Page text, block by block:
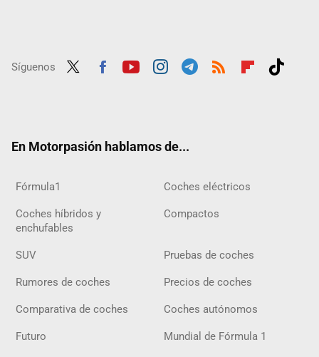
Síguenos
En Motorpasión hablamos de...
Fórmula1 Coches eléctricos
Coches híbridos y
enchufables
Compactos
SUV Pruebas de coches
Rumores de coches Precios de coches
Comparativa de coches Coches autónomos
Futuro Mundial de Fórmula 1